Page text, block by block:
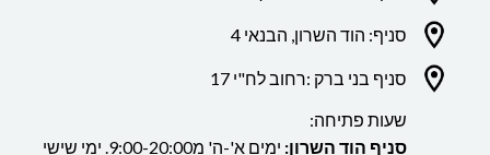
סניף: הוד השרון, הבנאי 4
סניף בני ברק :רחוב לח"י 17
שעות פתיחה:
סניף הוד השרון:
ימים א'-ה' מ9:00-20:00. ימי שישי